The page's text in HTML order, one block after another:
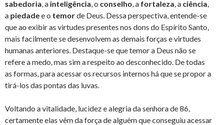
sabedoria, a inteligência, o conselho, a fortaleza, a ciência,
a piedadee o temorde Deus. Dessa perspectiva, entende-se
que ao exibir as virtudes presentes nos dons do Espírito Santo,
mais facilmente se desenvolvem as demais forças e virtudes
humanas anteriores. Destaque-se que temor a Deus não se
refere a medo, mas sim a respeito ao desconhecido. De todas
as formas, para acessar os recursos internos há que se propor a
tirá-los das pontas das luvas.
Voltando a vitalidade, lucidez e alegria da senhora de 86,
certamente elas vêm da força de alguém que conseguiu acessar